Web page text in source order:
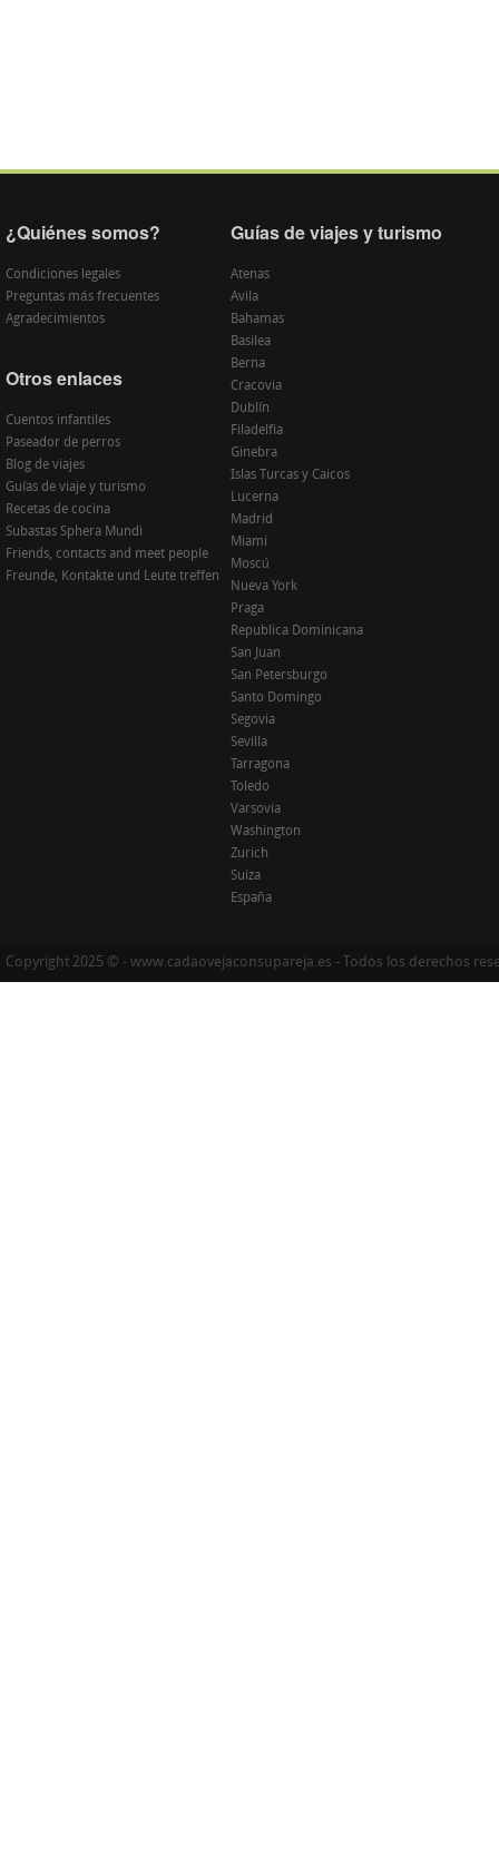
¿Quiénes somos?
Condiciones legales
Preguntas más frecuentes
Agradecimientos
Otros enlaces
Cuentos infantiles
Paseador de perros
Blog de viajes
Guías de viaje y turismo
Recetas de cocina
Subastas Sphera Mundi
Friends, contacts and meet people
Freunde, Kontakte und Leute treffen
Guías de viajes y turismo
Atenas
Avila
Bahamas
Basilea
Berna
Cracovia
Dublín
Filadelfia
Ginebra
Islas Turcas y Caicos
Lucerna
Madrid
Miami
Moscú
Nueva York
Praga
Republica Dominicana
San Juan
San Petersburgo
Santo Domingo
Segovia
Sevilla
Tarragona
Toledo
Varsovia
Washington
Zurich
Suiza
España
Copyright 2025 © - www.cadaovejaconsupareja.es - Todos los derechos